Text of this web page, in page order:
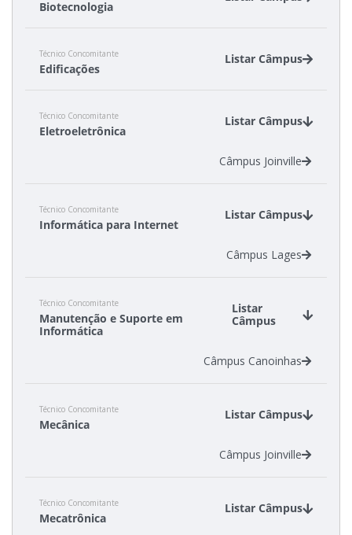
Biotecnologia
Câmpus Lages
Técnico Concomitante
Edificações
Listar Câmpus
Câmpus São Carlos
Técnico Concomitante
Eletroeletrônica
Listar Câmpus
Câmpus Joinville
Técnico Concomitante
Informática para Internet
Listar Câmpus
Câmpus Lages
Técnico Concomitante
Manutenção e Suporte em
Informática
Listar
Câmpus
Câmpus Canoinhas
Técnico Concomitante
Mecânica
Listar Câmpus
Câmpus Joinville
Técnico Concomitante
Mecatrônica
Listar Câmpus